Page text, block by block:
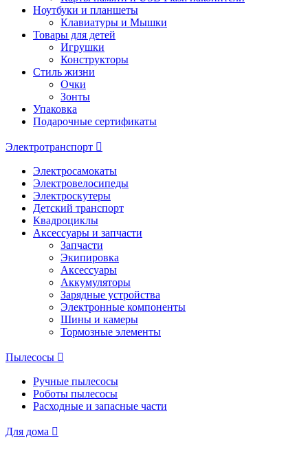
Ноутбуки и планшеты
Клавиатуры и Мышки
Товары для детей
Игрушки
Конструкторы
Стиль жизни
Очки
Зонты
Упаковка
Подарочные сертификаты
Электротранспорт
Электросамокаты
Электровелосипеды
Электроскутеры
Детский транспорт
Квадроциклы
Аксессуары и запчасти
Запчасти
Экипировка
Аксессуары
Аккумуляторы
Зарядные устройства
Электронные компоненты
Шины и камеры
Тормозные элементы
Пылесосы
Ручные пылесосы
Роботы пылесосы
Расходные и запасные части
Для дома